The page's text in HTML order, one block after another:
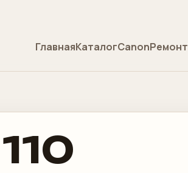
ГлавнаяКаталогCanonРемонт